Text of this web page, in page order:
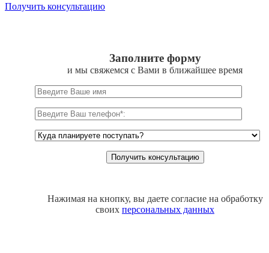
Получить консультацию
Заполните форму
и мы свяжемся с Вами в ближайшее время
Нажимая на кнопку, вы даете согласие на обработку
своих персональных данных